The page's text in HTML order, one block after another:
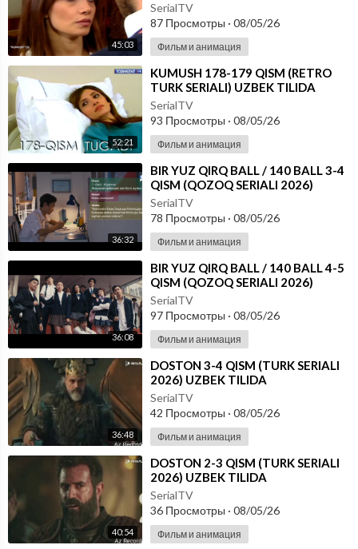
45:03
SerialTV
87 Просмотры · 08/05/26
Фильм и анимация
52:21
⁣KUMUSH 178-179 QISM (RETRO
TURK SERIALI) UZBEK TILIDA
SerialTV
93 Просмотры · 08/05/26
Фильм и анимация
36:32
⁣⁣BIR YUZ QIRQ BALL / 140 BALL 3-4
QISM (QOZOQ SERIALI 2026)
UZBEK TILIDA
SerialTV
78 Просмотры · 08/05/26
Фильм и анимация
36:08
⁣⁣BIR YUZ QIRQ BALL / 140 BALL 4-5
QISM (QOZOQ SERIALI 2026)
UZBEK TILIDA
SerialTV
97 Просмотры · 08/05/26
Фильм и анимация
36:48
⁣DOSTON 3-4 QISM (TURK SERIALI
2026) UZBEK TILIDA
SerialTV
42 Просмотры · 08/05/26
Фильм и анимация
40:54
⁣DOSTON 2-3 QISM (TURK SERIALI
2026) UZBEK TILIDA
SerialTV
36 Просмотры · 08/05/26
Фильм и анимация